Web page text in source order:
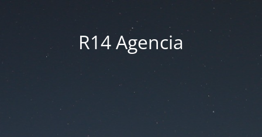
R14 Agencia